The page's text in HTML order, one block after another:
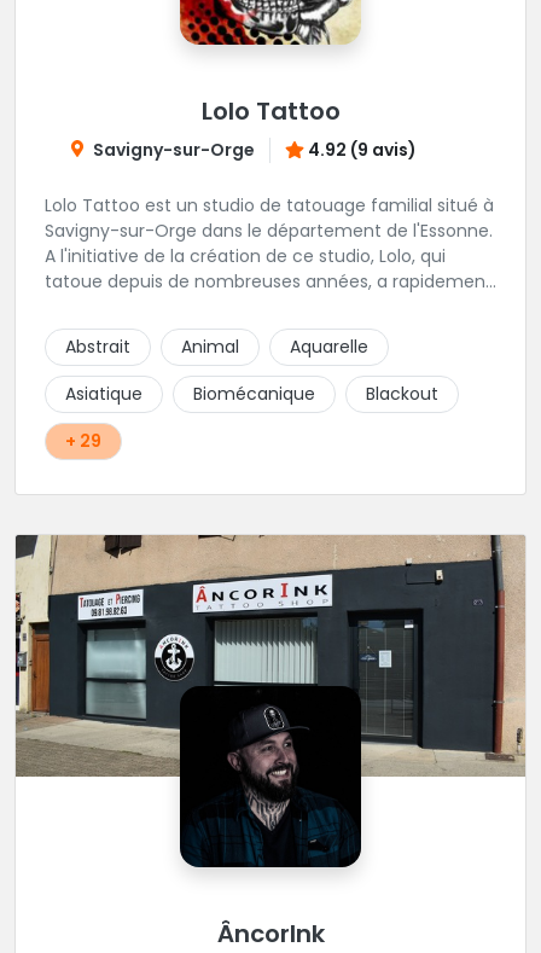
Lolo Tattoo
Savigny-sur-Orge 4.92 (9 avis)
Lolo Tattoo est un studio de tatouage familial situé à
Savigny-sur-Orge dans le département de l'Essonne.
A l'initiative de la création de ce studio, Lolo, qui
tatoue depuis de nombreuses années, a rapidement
féminine aux projets de tatouage. Karine, la femme
de Lolo, s'occupera de tous vos projets de piercing.
Une équipe familiale et chaleureuse vivement
recommandée !
Abstrait Animal
Aquarelle
Asiatique
Biomécanique
Blackout
+ 29
ÂncorInk